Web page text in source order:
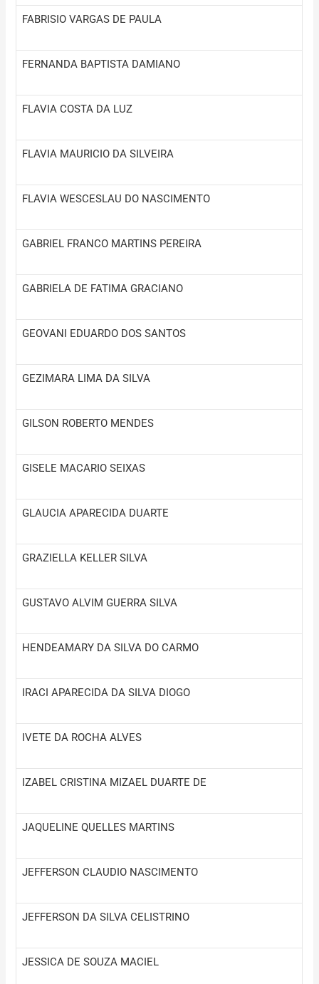
FABRISIO VARGAS DE PAULA
FERNANDA BAPTISTA DAMIANO
FLAVIA COSTA DA LUZ
FLAVIA MAURICIO DA SILVEIRA
FLAVIA WESCESLAU DO NASCIMENTO
GABRIEL FRANCO MARTINS PEREIRA
GABRIELA DE FATIMA GRACIANO
GEOVANI EDUARDO DOS SANTOS
GEZIMARA LIMA DA SILVA
GILSON ROBERTO MENDES
GISELE MACARIO SEIXAS
GLAUCIA APARECIDA DUARTE
GRAZIELLA KELLER SILVA
GUSTAVO ALVIM GUERRA SILVA
HENDEAMARY DA SILVA DO CARMO
IRACI APARECIDA DA SILVA DIOGO
IVETE DA ROCHA ALVES
IZABEL CRISTINA MIZAEL DUARTE DE
JAQUELINE QUELLES MARTINS
JEFFERSON CLAUDIO NASCIMENTO
JEFFERSON DA SILVA CELISTRINO
JESSICA DE SOUZA MACIEL